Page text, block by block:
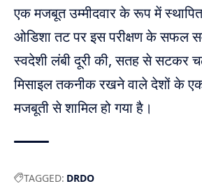
एक मजबूत उम्मीदवार के रूप में
ओडिशा तट पर इस परीक्षण के सफल
स्वदेशी लंबी दूरी की, सतह से सटकर
मिसाइल तकनीक रखने वाले देशों के
मजबूती से शामिल हो गया है।
TAGGED: DRDO